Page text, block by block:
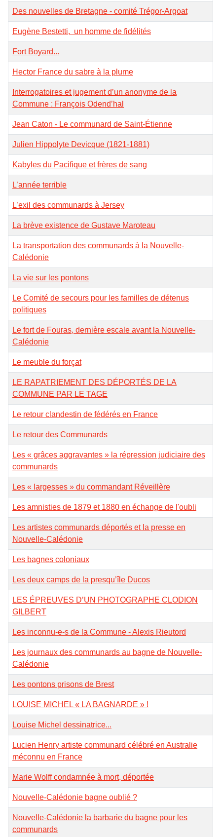
Des nouvelles de Bretagne - comité Trégor-Argoat
Eugène Bestetti, un homme de fidélités
Fort Boyard...
Hector France du sabre à la plume
Interrogatoires et jugement d’un anonyme de la
Commune : François Odend’hal
Jean Caton - Le communard de Saint-Étienne
Julien Hippolyte Devicque (1821-1881)
Kabyles du Pacifique et frères de sang
L’année terrible
L’exil des communards à Jersey
La brève existence de Gustave Maroteau
La transportation des communards à la Nouvelle-
Calédonie
La vie sur les pontons
Le Comité de secours pour les familles de détenus
politiques
Le fort de Fouras, dernière escale avant la Nouvelle-
Calédonie
Le meuble du forçat
LE RAPATRIEMENT DES DÉPORTÉS DE LA
COMMUNE PAR LE TAGE
Le retour clandestin de fédérés en France
Le retour des Communards
Les « grâces aggravantes » la répression judiciaire des
communards
Les « largesses » du commandant Réveillère
Les amnisties de 1879 et 1880 en échange de l'oubli
Les artistes communards déportés et la presse en
Nouvelle-Calédonie
Les bagnes coloniaux
Les deux camps de la presqu’île Ducos
LES ÉPREUVES D’UN PHOTOGRAPHE CLODION
GILBERT
Les inconnu-e-s de la Commune - Alexis Rieutord
Les journaux des communards au bagne de Nouvelle-
Calédonie
Les pontons prisons de Brest
LOUISE MICHEL « LA BAGNARDE » !
Louise Michel dessinatrice...
Lucien Henry artiste communard célébré en Australie
méconnu en France
Marie Wolff condamnée à mort, déportée
Nouvelle-Calédonie bagne oublié ?
Nouvelle-Calédonie la barbarie du bagne pour les
communards